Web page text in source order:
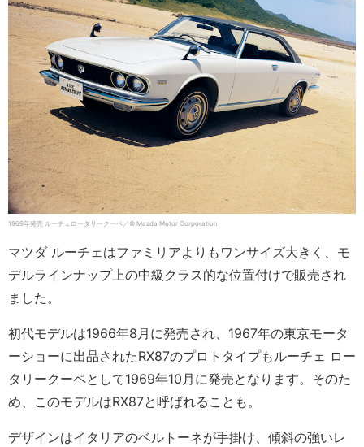
1969年発売 ルーチェロータリークーペ／© Mazda Motor Corporation
マツダ ルーチェはファミリアよりもワンサイズ大きく、モ
デルラインナップ上の中級クラス的な位置付けで販売され
ました。
初代モデルは1966年8月に発売され、1967年の東京モータ
ーショーに出品されたRX87のプロトタイプもルーチェ ロー
タリークーペとして1969年10月に発売となります。そのた
め、このモデルはRX87と呼ばれることも。
デザインはイタリアのベルトーネが手掛け、傾斜の強いレ